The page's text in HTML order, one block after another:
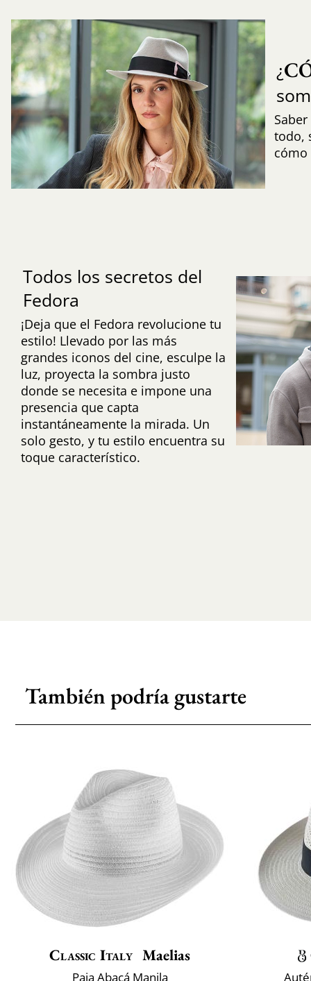
¿
todo,
cómo
Todos los secretos del
Fedora
¡Deja que el Fedora revolucione tu
estilo! Llevado por las más
grandes iconos del cine, esculpe la
luz, proyecta la sombra justo
donde se necesita e impone una
presencia que capta
instantáneamente la mirada. Un
solo gesto, y tu estilo encuentra su
toque característico.
También podría gustarte
Classic Italy Maelias
Paja Abacá Manila